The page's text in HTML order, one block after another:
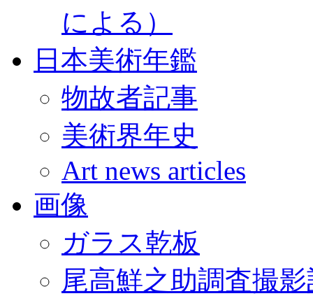
による）
日本美術年鑑
物故者記事
美術界年史
Art news articles
画像
ガラス乾板
尾高鮮之助調査撮